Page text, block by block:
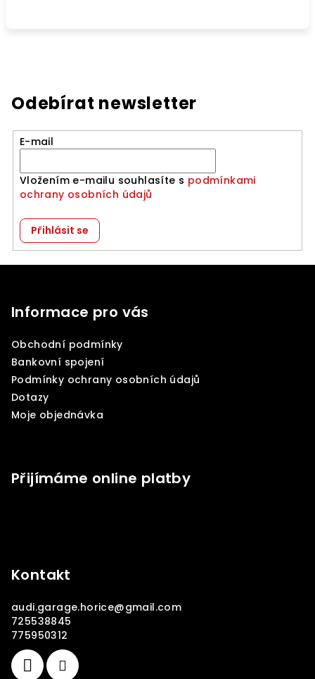
Odebírat newsletter
E-mail
Vložením e-mailu souhlasíte s podmínkami
ochrany osobních údajů
Přihlásit se
Informace pro vás
Obchodní podmínky
Bankovní spojení
Podmínky ochrany osobních údajů
Dotazy
Moje objednávka
Přijímáme online platby
Kontakt
audi.garage.horice@gmail.com
725538845
775950312